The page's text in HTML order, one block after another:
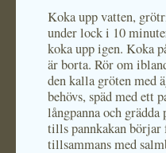
Koka upp vatten,
under lock i 10
koka upp igen. Koka
är borta. Rör om
den kalla gröten med
behövs, späd med ett
långpanna och
tills pannkakan börjar
tillsammans med